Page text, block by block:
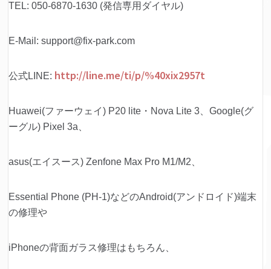
TEL: 050-6870-1630 (発信専用ダイヤル)
E-Mail: support@fix-park.com
公式LINE: http://line.me/ti/p/%40xix2957t
Huawei(ファーウェイ) P20 lite・Nova Lite 3、Google(グ
ーグル) Pixel 3a、
asus(エイスース) Zenfone Max Pro M1/M2、
Essential Phone (PH-1)などのAndroid(アンドロイド)端末
の修理や
iPhoneの背面ガラス修理はもちろん、